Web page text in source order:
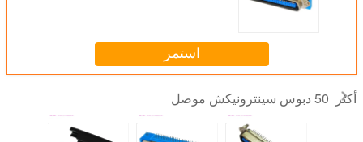
استمر
أكثر 50 دبوس سينترونيكش موصل